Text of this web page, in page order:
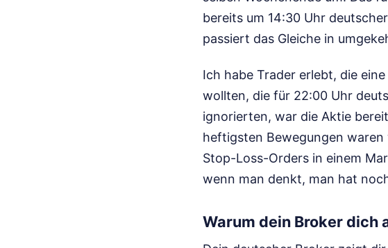
bereits um 14:30 Uhr
passiert das Gleiche in
Ich habe Trader erlebt, die
wollten, die für 22:00 Uhr
ignorierten, war die Aktie
heftigsten Bewegungen
Stop-Loss-Orders in einem
wenn man denkt, man hat
Warum dein Broker dich